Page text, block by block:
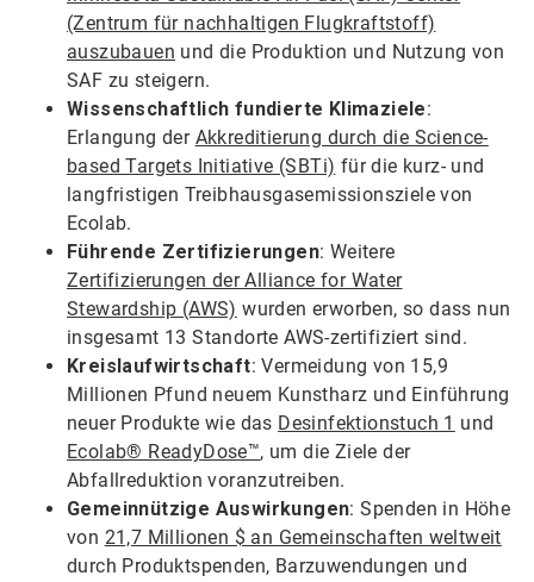
(Zentrum für nachhaltigen Flugkraftstoff)
auszubauen und die Produktion und Nutzung von
SAF zu steigern.
Wissenschaftlich fundierte Klimaziele:
Erlangung der Akkreditierung durch die Science-
based Targets Initiative (SBTi) für die kurz- und
langfristigen Treibhausgasemissionsziele von
Ecolab.
Führende Zertifizierungen: Weitere
Zertifizierungen der Alliance for Water
Stewardship (AWS) wurden erworben, so dass nun
insgesamt 13 Standorte AWS-zertifiziert sind.
Kreislaufwirtschaft: Vermeidung von 15,9
Millionen Pfund neuem Kunstharz und Einführung
neuer Produkte wie das Desinfektionstuch 1 und
Ecolab® ReadyDose™, um die Ziele der
Abfallreduktion voranzutreiben.
Gemeinnützige Auswirkungen: Spenden in Höhe
von 21,7 Millionen $ an Gemeinschaften weltweit
durch Produktspenden, Barzuwendungen und